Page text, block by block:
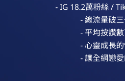
- IG 18.2萬粉絲 /
- 總流量破
- 平均按讚
- 心靈成長
- 讓全網戀